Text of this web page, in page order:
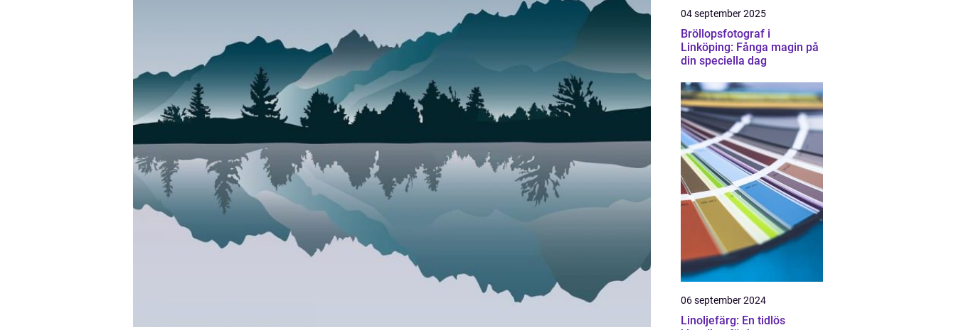
04 september 2025
Bröllopsfotograf i
Linköping: Fånga magin på
din speciella dag
06 september 2024
Linoljefärg: En tidlös